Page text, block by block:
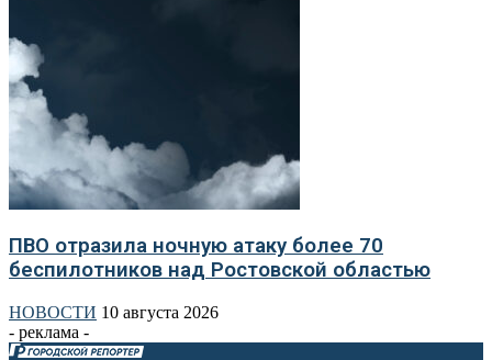
ПВО отразила ночную атаку более 70
беспилотников над Ростовской областью
НОВОСТИ 10 августа 2026
- реклама -